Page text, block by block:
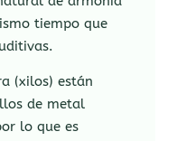
tiempo que
(xilos) están
de metal
lo que es